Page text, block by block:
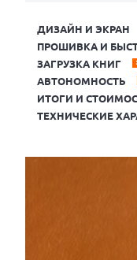
ДИЗАЙН И ЭКРАН
ПРОШИВКА И
ЗАГРУЗКА КНИГ
АВТОНОМНОСТЬ
ИТОГИ И
ТЕХНИЧЕСКИЕ